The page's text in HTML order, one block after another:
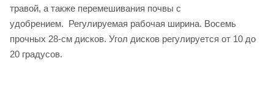
травой, а также перемешивания почвы с
удобрением. Регулируемая рабочая ширина. Восемь
прочных 28-см дисков. Угол дисков регулируется от 10 до
20 градусов.